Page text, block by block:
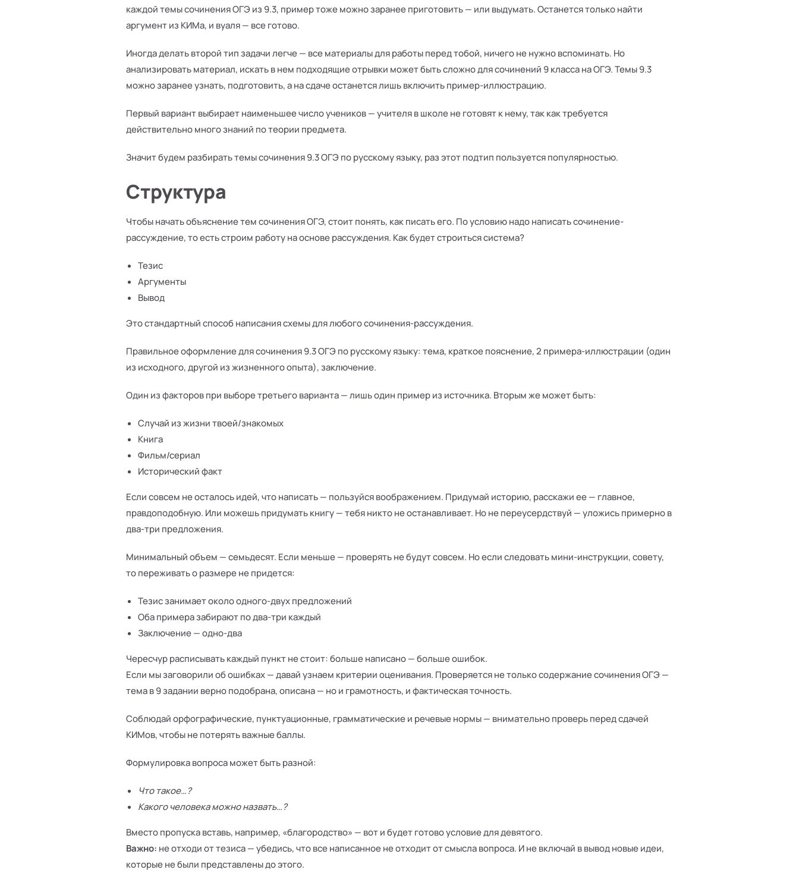
каждой темы сочинения ОГЭ из 9.3, пример тоже можно заранее приготовить — или выдумать. Останется только найти
аргумент из КИМа, и вуаля — все готово.
Иногда делать второй тип задачи легче — все материалы для работы перед тобой, ничего не нужно вспоминать. Но
анализировать материал, искать в нем подходящие отрывки может быть сложно для сочинений 9 класса на ОГЭ. Темы 9.3
можно заранее узнать, подготовить, а на сдаче останется лишь включить пример-иллюстрацию.
Первый вариант выбирает наименьшее число учеников — учителя в школе не готовят к нему, так как требуется
действительно много знаний по теории предмета.
Значит будем разбирать темы сочинения 9.3 ОГЭ по русскому языку, раз этот подтип пользуется популярностью.
Структура
Чтобы начать объяснение тем сочинения ОГЭ, стоит понять, как писать его. По условию надо написать сочинение-
рассуждение, то есть строим работу на основе рассуждения. Как будет строиться система?
Тезис
Аргументы
Вывод
Это стандартный способ написания схемы для любого сочинения-рассуждения.
Правильное оформление для сочинения 9.3 ОГЭ по русскому языку: тема, краткое пояснение, 2 примера-иллюстрации (один
из исходного, другой из жизненного опыта), заключение.
Один из факторов при выборе третьего варианта — лишь один пример из источника. Вторым же может быть:
Случай из жизни твоей/знакомых
Книга
Фильм/сериал
Исторический факт
Если совсем не осталось идей, что написать — пользуйся воображением. Придумай историю, расскажи ее — главное,
правдоподобную. Или можешь придумать книгу — тебя никто не останавливает. Но не переусердствуй — уложись примерно в
два-три предложения.
Минимальный объем — семьдесят. Если меньше — проверять не будут совсем. Но если следовать мини-инструкции, совету,
то переживать о размере не придется:
Тезис занимает около одного-двух предложений
Оба примера забирают по два-три каждый
Заключение — одно-два
Чересчур расписывать каждый пункт не стоит: больше написано — больше ошибок.
Если мы заговорили об ошибках — давай узнаем критерии оценивания. Проверяется не только содержание сочинения ОГЭ —
тема в 9 задании верно подобрана, описана — но и грамотность, и фактическая точность.
Соблюдай орфографические, пунктуационные, грамматические и речевые нормы — внимательно проверь перед сдачей
КИМов, чтобы не потерять важные баллы.
Формулировка вопроса может быть разной:
Что такое…?
Какого человека можно назвать…?
Вместо пропуска вставь, например, «благородство» — вот и будет готово условие для девятого.
Важно: не отходи от тезиса — убедись, что все написанное не отходит от смысла вопроса. И не включай в вывод новые идеи,
которые не были представлены до этого.